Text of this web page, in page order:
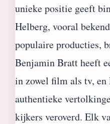
unieke positie geeft
Helberg, vooral
populaire producties,
Benjamin Bratt heeft
in zowel film als tv, en
authentieke
kijkers veroverd. Elk